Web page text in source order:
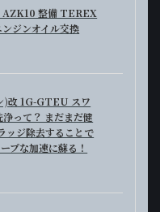
整備 TEREX
ジンオイル交換
)改 1G-GTEU スワ
って？ まだまだ健
ッジ除去することで
プな加速に蘇る！